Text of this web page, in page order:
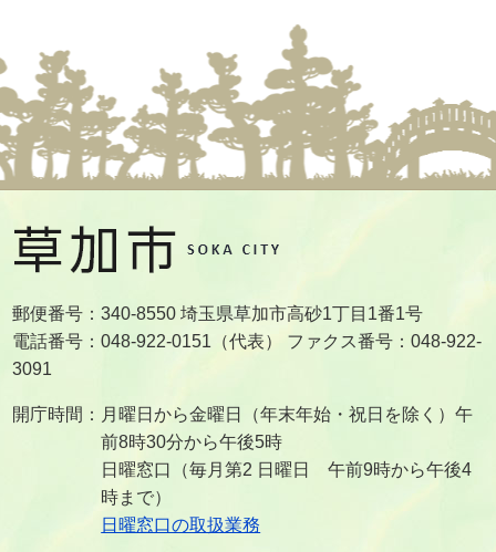
郵便番号：340-8550 埼玉県草加市高砂1丁目1番1号
電話番号：048-922-0151（代表） ファクス番号：048-922-
3091
開庁時間：月曜日から金曜日（年末年始・祝日を除く）午
前8時30分から午後5時
日曜窓口（毎月第2 日曜日 午前9時から午後4
時まで）
日曜窓口の取扱業務